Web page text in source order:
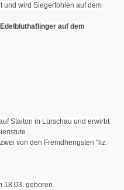
und wird Siegerfohlen auf dem
auf dem
Staiton in Lürschau und erwirbt
von den Fremdhengsten "liz.
18.03. geboren.